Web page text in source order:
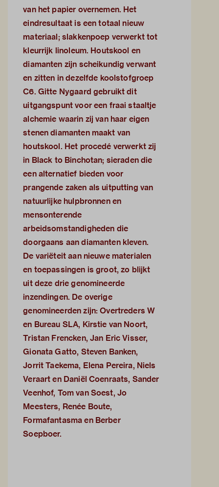
van het papier overnemen. Het
eindresultaat is een totaal nieuw
materiaal; slakkenpoep verwerkt tot
kleurrijk linoleum. Houtskool en
diamanten zijn scheikundig verwant
en zitten in dezelfde koolstofgroep
C6. Gitte Nygaard gebruikt dit
uitgangspunt voor een fraai staaltje
alchemie waarin zij van haar eigen
stenen diamanten maakt van
houtskool. Het procedé verwerkt zij
in Black to Binchotan; sieraden die
een alternatief bieden voor
prangende zaken als uitputting van
natuurlijke hulpbronnen en
mensonterende
arbeidsomstandigheden die
doorgaans aan diamanten kleven.
De variëteit aan nieuwe materialen
en toepassingen is groot, zo blijkt
uit deze drie genomineerde
inzendingen. De overige
genomineerden zijn: Overtreders W
en Bureau SLA, Kirstie van Noort,
Tristan Frencken, Jan Eric Visser,
Gionata Gatto, Steven Banken,
Jorrit Taekema, Elena Pereira, Niels
Veraart en Daniël Coenraats, Sander
Veenhof, Tom van Soest, Jo
Meesters, Renée Boute,
Formafantasma en Berber
Soepboer.